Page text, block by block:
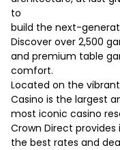
to
build the next-
Discover over 2,500
and premium table
comfort.
Located on the
Casino is the largest
most iconic casino
Crown Direct
the best rates and